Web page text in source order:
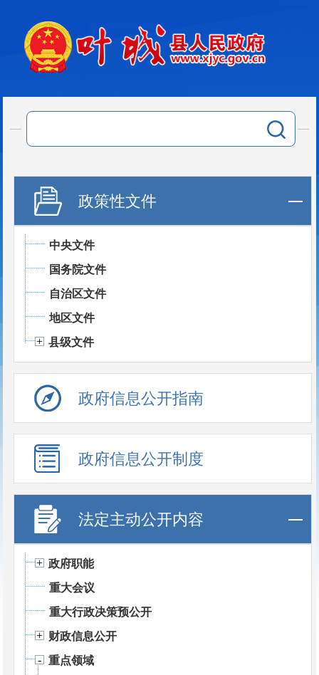
政策性文件
中央文件
国务院文件
自治区文件
地区文件
县级文件
政府信息公开指南
政府信息公开制度
法定主动公开内容
政府职能
重大会议
重大行政决策预公开
财政信息公开
重点领域